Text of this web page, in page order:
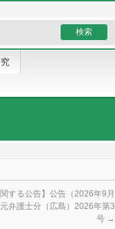
する公告】公告（2026年9月
弁護士分（広島）2026年第3
号 →